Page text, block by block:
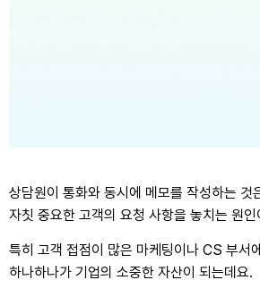
상담원이 통화와 동시에 메모를 작성하는 것
자칫 중요한 고객의 요청 사항을 놓치는 원
특히 고객 접점이 많은 마케팅이나 CS 부서
하나하나가 기업의 소중한 자산이 되는데요.